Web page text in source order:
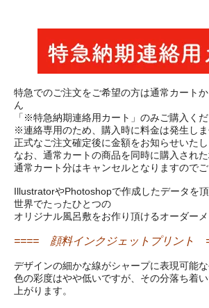
特急でのご注文をご希望の方は通常カート
ん
「※特急納期連絡用カート」のみご購入くだ
※連絡専用のため、購入時に料金は発生しま
正式なご注文確定後に金額をお知らせいたし
なお、通常カートの商品を同時に購入され
通常カート分はキャンセルとなりますのでご
IllustratorやPhotoshopで作成したデータを
世界でたったひとつの
オリジナル風呂敷をお作り頂けるオーダーメ
==== 顔料インクジェットプリント
デザインの細かな線がシャープに表現可能な
色の彩度はやや低いですが、その分落ち着
上がります。